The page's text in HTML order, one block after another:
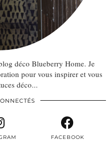
déco Blueberry Home. Je
pour vous inspirer et vous
déco...
FACEBOOK